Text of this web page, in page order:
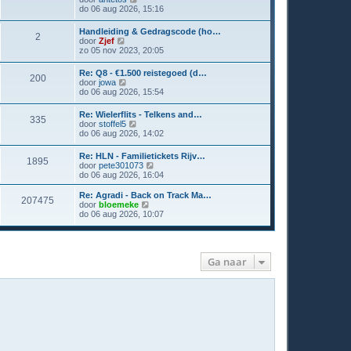
l
a
a
s
t
r
i
c
h
t
do 06 aug 2026, 15:16
2
Handleiding & Gedragscode (ho…
door Zjef
e
i
j
k
l
a
a
t
s
t
e
b
e
r
c
h
t
zo 05 nov 2023, 20:05
200
Re: Q8 - €1.500 reistegoed (d…
door jowa
e
i
j
k
l
a
a
t
s
t
e
b
e
i
do 06 aug 2026, 15:54
335
Re: Wielerflits - Telkens and…
door stoffel5
e
j
k
l
a
t
s
t
do 06 aug 2026, 14:02
1895
Re: HLN - Familietickets Rijv…
door pete301073
e
k
i
k
a
e
do 06 aug 2026, 16:04
207475
Re: Agradi - Back on Track Ma…
door bloemeke
e
i
a
do 06 aug 2026, 10:07
Ga naar